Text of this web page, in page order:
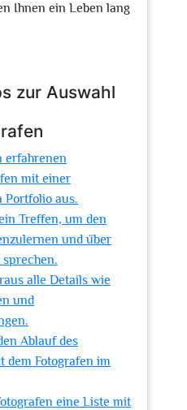
Ihnen ein Leben lang
zur Auswahl
erfahrenen
mit einer
Portfolio aus.
Treffen, um den
und über
alle Details wie
und
Ablauf des
dem Fotografen im
eine Liste mit